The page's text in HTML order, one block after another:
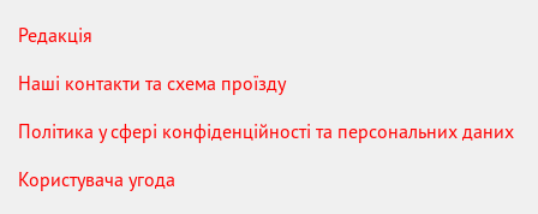
Редакція
Наші контакти та схема проїзду
Політика у сфері конфіденційності та персональних даних
Користувача угода